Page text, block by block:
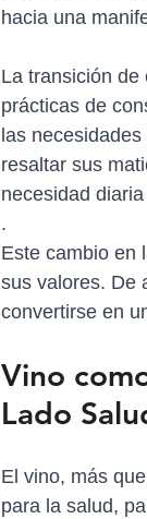
hacia una
La transición de
prácticas de
las
resaltar sus
necesidad
.
Este cambio en
sus valores. De
convertirse en
Vino
Lado
El vino, más
para la salud,